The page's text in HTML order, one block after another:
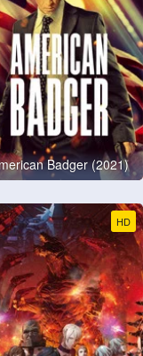
Badger (2021)
HD